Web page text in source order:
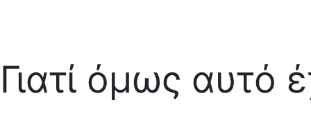
Γιατί όμως αυτό